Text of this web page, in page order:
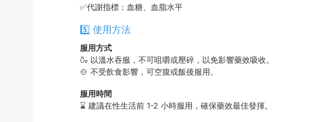
✅代謝指標：血糖、血脂水平
5️⃣ 使用方法
服用方式
🍶 以溫水吞服，不可咀嚼或壓碎，以免影響藥效吸收。
🍲 不受飲食影響，可空腹或飯後服用。
服用時間
⌛ 建議在性生活前 1-2 小時服用，確保藥效最佳發揮。